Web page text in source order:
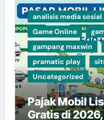
analisis media sosial
Game Online
gampang maxwin
pramatic play
Uncategorized
Pajak Mobil
Gratis di